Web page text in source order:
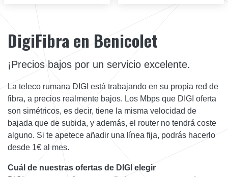
DigiFibra en Benicolet
¡Precios bajos por un servicio excelente.
La teleco rumana DIGI está trabajando en su propia red de
fibra, a precios realmente bajos. Los Mbps que DIGI oferta
son simétricos, es decir, tiene la misma velocidad de
bajada que de subida, y además, el router no tendrá coste
alguno. Si te apetece añadir una línea fija, podrás hacerlo
desde 1€ al mes.
Cuál de nuestras ofertas de DIGI elegir